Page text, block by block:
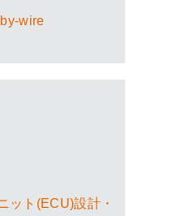
wire
ット(ECU)設計・